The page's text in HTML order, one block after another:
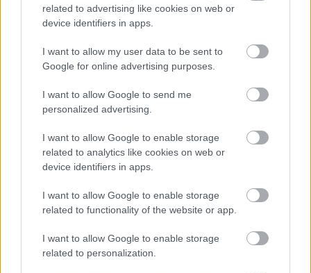
related to advertising like cookies on web or
device identifiers in apps.
I want to allow my user data to be sent to
Google for online advertising purposes.
I want to allow Google to send me
personalized advertising.
I want to allow Google to enable storage
related to analytics like cookies on web or
device identifiers in apps.
I want to allow Google to enable storage
related to functionality of the website or app.
I want to allow Google to enable storage
related to personalization.
Πέρα από τη Λισαβόνα: 10 μαγευτικοί προορισμοί
Το καλά κρυμμένο μυστικό της Κρήτης: Το φαράγγι
των Αγίων και η μαγευτική παραλία στο Λιβυκό
6 γραφικά χωριά των Κυκλάδων που αξίζει να